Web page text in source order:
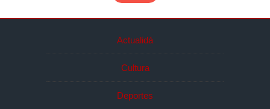
Actualidá
Cultura
Deportes